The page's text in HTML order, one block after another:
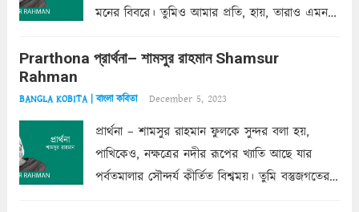
মনের বিবরে। তুমিও আমার প্রতি, হায়, তারাও এমন
একান্ত জরুরি- নইলে একটি দেয়াল নিমেষেই ভীষণ
Prarthona প্রার্থনা– শামসুর রাহমান Shamsur
Rahman
BANGLA KOBITA | বাংলা কবিতা December 5, 2023
প্রার্থনা – শামসুর রাহমান ফুলকে সুন্দর বলা হয়,
পাখিকেও, নক্ষত্রের নদীর রূপের খ্যাতি আছে যার
পর্বতমালার সৌন্দর্য কীর্তিত বিশ্বময়। তুমি বস্তুজগতের